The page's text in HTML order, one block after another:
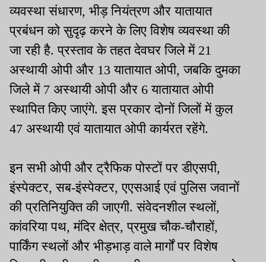
व्यवस्था संधारण, भीड़ नियंत्रण और यातायात
प्रबंधन को सुदृढ़ करने के लिए विशेष व्यवस्था की
जा रही है. प्रस्ताव के तहत देवघर जिले में 21
अस्थायी ओपी और 13 यातायात ओपी, जबकि दुमका
जिले में 7 अस्थायी ओपी और 6 यातायात ओपी
स्थापित किए जाएंगे. इस प्रकार दोनों जिलों में कुल
47 अस्थायी एवं यातायात ओपी कार्यरत रहेंगे.
इन सभी ओपी और ट्रैफिक पोस्टों पर डीएसपी,
इंस्पेक्टर, सब-इंस्पेक्टर, एएसआई एवं पुलिस जवानों
की प्रतिनियुक्ति की जाएगी. संवेदनशील स्थलों,
कांवरिया पथ, मंदिर क्षेत्र, प्रमुख चौक-चौराहों,
पार्किंग स्थलों और भीड़भाड़ वाले मार्गों पर विशेष